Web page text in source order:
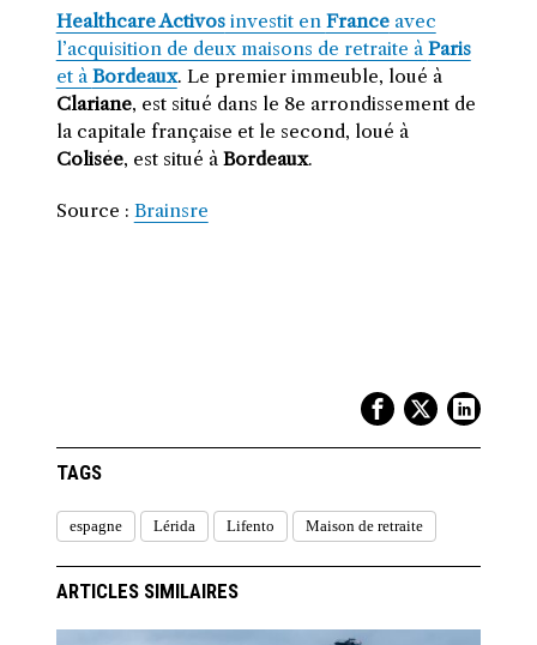
Healthcare Activosinvestit en Franceavec
l’acquisition de deux maisons de retraite à Paris
et à Bordeaux. Le premier immeuble, loué à
Clariane, est situé dans le 8e arrondissement de
la capitale française et le second, loué à
Colisée, est situé à Bordeaux.
Source : Brainsre
TAGS
espagne Lérida Lifento Maison de retraite
ARTICLES SIMILAIRES